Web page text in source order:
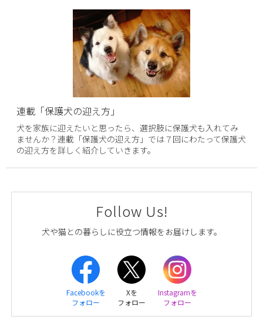
連載「保護犬の迎え方」
犬を家族に迎えたいと思ったら、選択肢に保護犬も入れてみ
ませんか？連載「保護犬の迎え方」では７回にわたって保護犬
の迎え方を詳しく紹介していきます。
Follow Us!
犬や猫との暮らしに役立つ情報をお届けします。
Facebookを
フォロー
Xを
フォロー
Instagramを
フォロー